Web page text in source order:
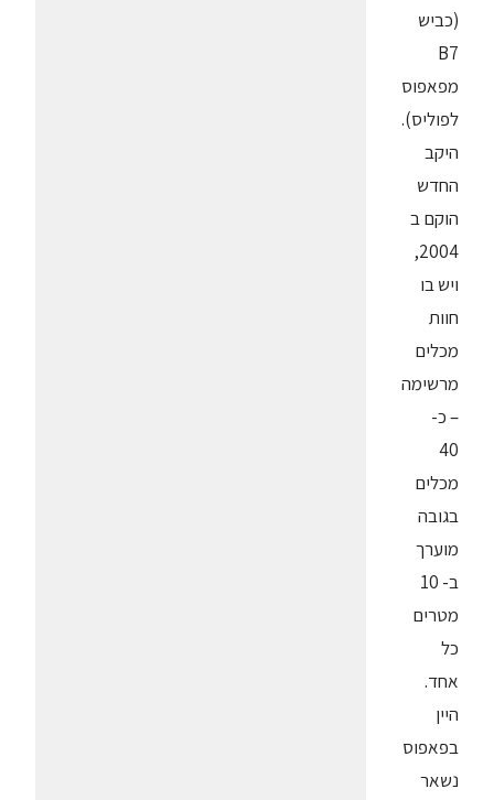
(כביש
B7
מפאפוס
לפוליס).
היקב
החדש
הוקם ב
2004,
ויש בו
חוות
מכלים
מרשימה
– כ-
40
מכלים
בגובה
מוערך
ב- 10
מטרים
כל
אחד.
היין
בפאפוס
נשאר